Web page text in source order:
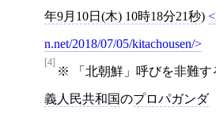
年9月10日(木) 10時18分21秒)
n.net/2018/07/05/kitachousen/
[4]
※ 「北朝鮮」呼びを非難す
義人民共和国のプロパガンダ